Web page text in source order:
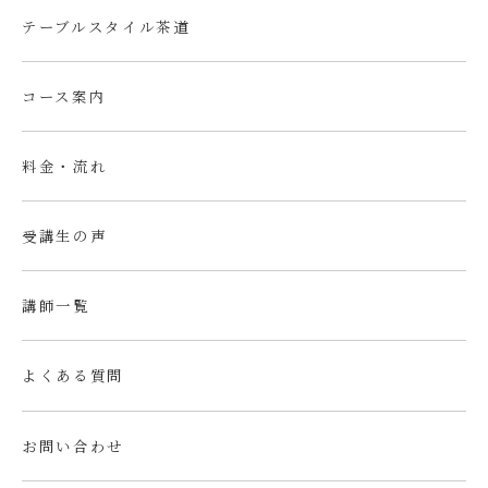
テーブルスタイル茶道
コース案内
料金・流れ
受講生の声
講師一覧
よくある質問
お問い合わせ